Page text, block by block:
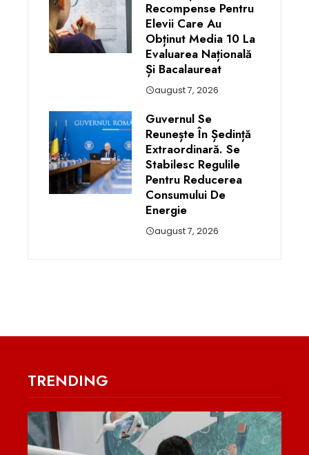
Recompense Pentru
Elevii Care Au
Obținut Media 10 La
Evaluarea Națională
Și Bacalaureat
august 7, 2026
Guvernul Se
Reunește În Ședință
Extraordinară. Se
Stabilesc Regulile
Pentru Reducerea
Consumului De
Energie
august 7, 2026
TRENDING